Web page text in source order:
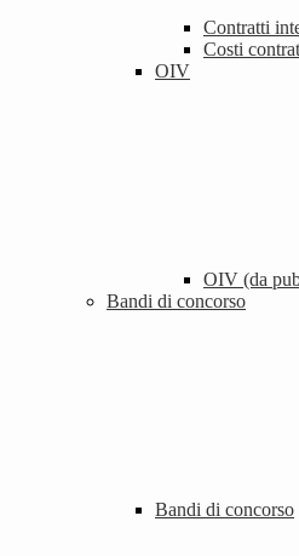
Contratti
Costi
OIV
OIV (da
Bandi di concorso
Bandi di concorso